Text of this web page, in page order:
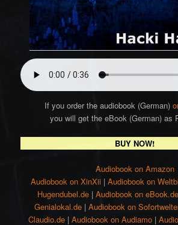
If you order the audiobook (German)
you will get the eBook (German) as
BUY NOW!
Audiobook on Amazon
Audiobook on XinXii| Audiobook on
Hugendubel.de| Audiobook on eBook.de
Genialokal.de| Audiobook on
Claudio.de| Audiobook on Audiamo|